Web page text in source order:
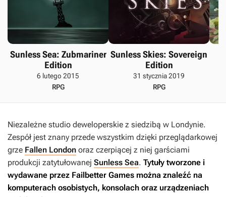
Sunless Sea: Zubmariner
Edition
6 lutego 2015
RPG
Sunless Skies: Sovereign
Edition
31 stycznia 2019
RPG
Niezależne studio deweloperskie z siedzibą w Londynie.
Zespół jest znany przede wszystkim dzięki przeglądarkowej
grze Fallen London oraz czerpiącej z niej garściami
produkcji zatytułowanej Sunless Sea. Tytuły tworzone i
wydawane przez Failbetter Games można znaleźć na
komputerach osobistych, konsolach oraz urządzeniach